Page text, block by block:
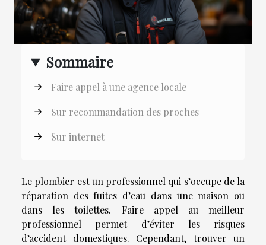
Sommaire
Faire appel à une agence locale
Sur recommandation des proches
Sur internet
Le plombier est un professionnel qui s’occupe de la
réparation des fuites d’eau dans une maison ou
dans les toilettes. Faire appel au meilleur
professionnel permet d’éviter les risques
d’accident domestiques. Cependant, trouver un